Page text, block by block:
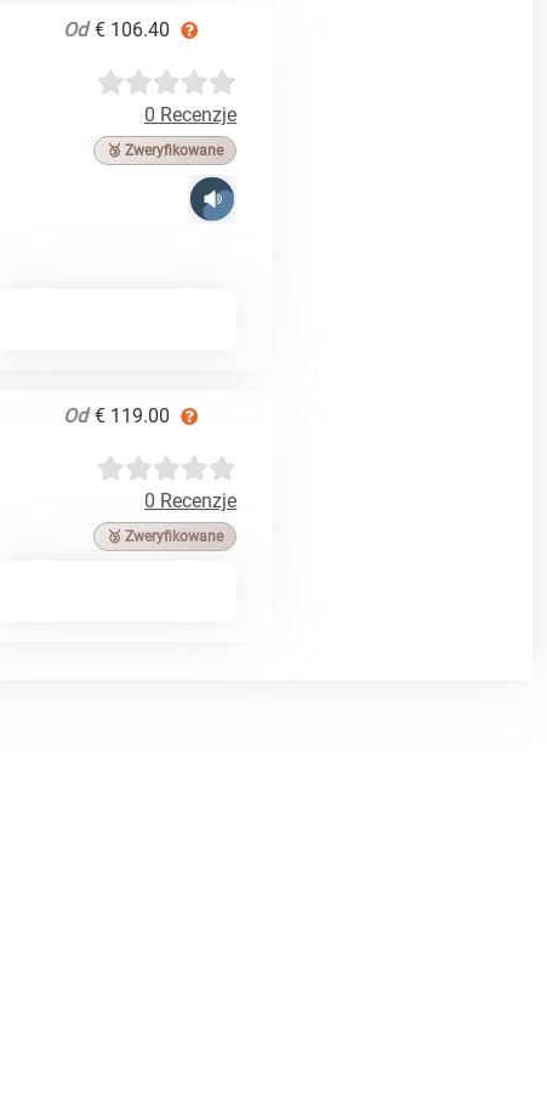
Od€ 106.40
0 Recenzje
🥉 Zweryfikowane
Od€ 119.00
0 Recenzje
🥉 Zweryfikowane